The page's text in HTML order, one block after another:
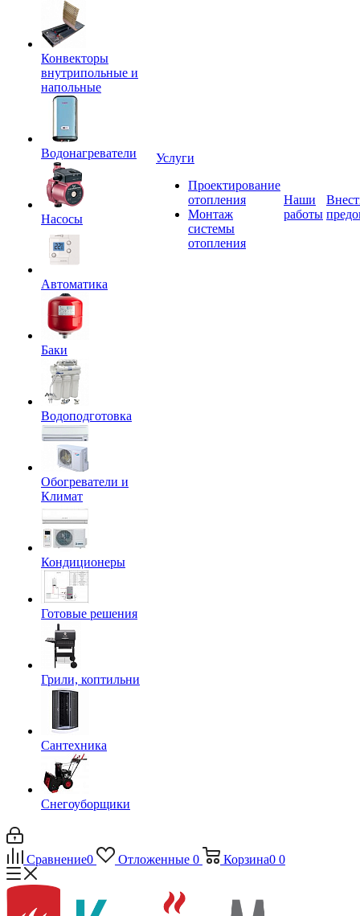
Конвекторы
внутрипольные и
напольные
Водонагреватели
Насосы
Автоматика
Баки
Водоподготовка
Обогреватели и
Климат
Кондиционеры
Готовые решения
Грили, коптильни
Сантехника
Снегоуборщики
Услуги
Проектирование
отопления
Монтаж
системы
отопления
Наши
работы
Сравнение0 Отложенные 0 Корзина0 0